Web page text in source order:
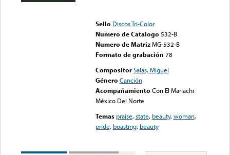
Sello Discos Tri-Color
Numero de Catalogo 532-B
Numero de Matriz MG-532-B
Formato de grabación 78
Compositor Salas, Miguel
Género Canción
Acompañamiento Con El Mariachi
México Del Norte
Temas praise,state, beauty,woman,
pride, boasting, beauty